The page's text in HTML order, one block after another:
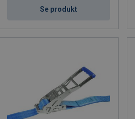
Se produkt